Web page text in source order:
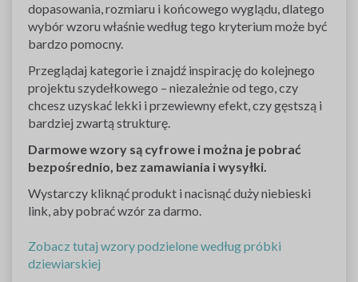
dopasowania, rozmiaru i końcowego wyglądu, dlatego
wybór wzoru właśnie według tego kryterium może być
bardzo pomocny.
Przeglądaj kategorie i znajdź inspirację do kolejnego
projektu szydełkowego – niezależnie od tego, czy
chcesz uzyskać lekki i przewiewny efekt, czy gęstszą i
bardziej zwartą strukturę.
Darmowe wzory są cyfrowe i można je pobrać
bezpośrednio, bez zamawiania i wysyłki.
Wystarczy kliknąć produkt i nacisnąć duży niebieski
link, aby pobrać wzór za darmo.
Zobacz tutaj wzory podzielone według próbki
dziewiarskiej